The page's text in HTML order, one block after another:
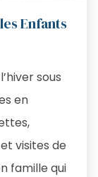
Enfants
sous
en
visites de
famille qui